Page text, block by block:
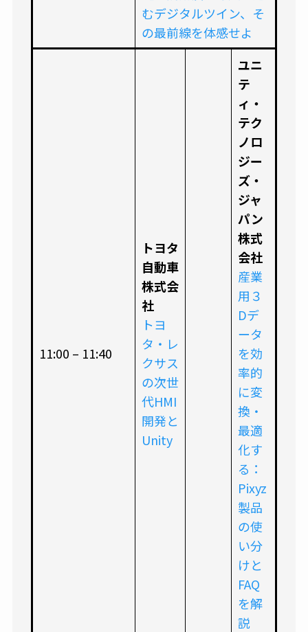
むデジタルツイン、そ
の最前線を体感せよ
11:00 – 11:40
トヨタ
自動車
株式会
社
トヨ
タ・レ
クサス
の次世
代HMI
開発と
Unity
ユニ
テ
ィ・
テク
ノロ
ジー
ズ・
ジャ
パン
株式
会社
産業
用３
Dデ
ータ
を効
率的
に変
換・
最適
化す
る：
Pixyz
製品
の使
い分
けと
FAQ
を解
説